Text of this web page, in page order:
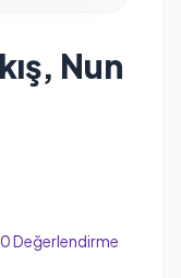
Nun
0 Değerlendirme